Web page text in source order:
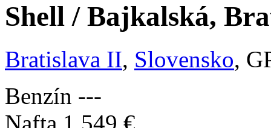
Shell / Bajkalská,
Bratislava II, Slovensko,
Benzín ---
Nafta 1,549 €